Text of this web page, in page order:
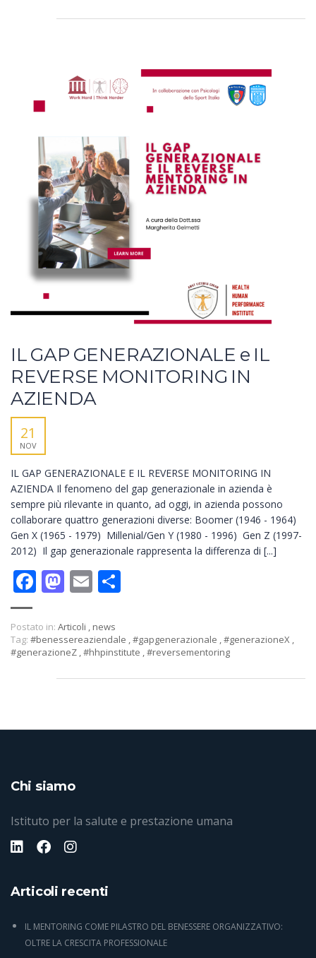
IL GAP GENERAZIONALE e IL
REVERSE MONITORING IN
AZIENDA
21
NOV
IL GAP GENERAZIONALE E IL REVERSE MONITORING IN
AZIENDA Il fenomeno del gap generazionale in azienda è
sempre più rilevante in quanto, ad oggi, in azienda possono
collaborare quattro generazioni diverse: Boomer (1946 - 1964)
Gen X (1965 - 1979) Millenial/Gen Y (1980 - 1996) Gen Z (1997-
2012) Il gap generazionale rappresenta la differenza di [...]
Facebook
Mastodon
Email
Postato in: Articoli
news
Tag: #benessereaziendale #gapgenerazionale #generazioneX
#generazioneZ #hhpinstitute #reversementoring
Chi siamo
Istituto per la salute e prestazione umana
Articoli recenti
IL MENTORING COME PILASTRO DEL BENESSERE ORGANIZZATIVO:
OLTRE LA CRESCITA PROFESSIONALE